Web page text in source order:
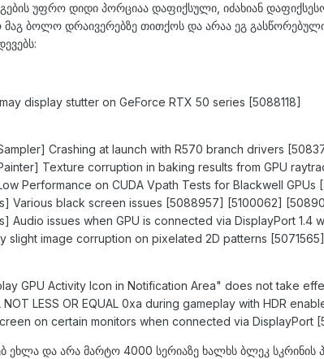
უფრო დიდი პორციაა დაფიქსული, იძახიან
მაგ ბოლო დრაივერებზე თითქოს და არაა ეგ
display stutter on GeForce RTX 50 series [5088118]
Crashing at launch with R570 branch drivers
Texture corruption in baking results from GPU
Performance on CUDA Vpath Tests for Blackwell GPUs
Various black screen issues [5088957] [5100062]
Audio issues when GPU is connected via DisplayPort 1.4
slight image corruption on pixelated 2D patterns [5071565]
GPU Activity Icon in Notification Area" does not take
LESS OR EQUAL 0xa during gameplay with HDR
on certain monitors when connected via DisplayPort
ეხლა და არა მარტო 4000 სერიაზე ხალხს ბლეკ